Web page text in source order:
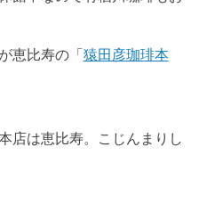
恵比寿の「猿田彦珈琲本
店は恵比寿。こじんまりし